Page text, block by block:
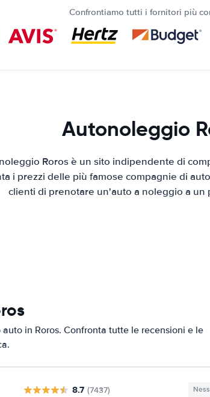
Confrontiamo tutti i fornitori più
Autonoleggio
Roros è un sito indipendente di
i prezzi delle più famose compagnie di
clienti di prenotare un'auto a noleggio a un
in Roros. Confronta tutte le recensioni e le
8.7 (7437)